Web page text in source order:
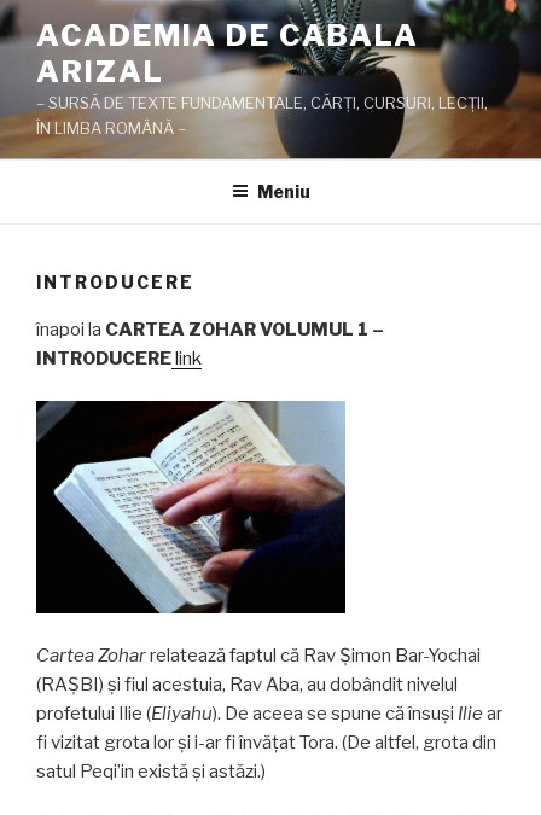
Sari
la
conținut
ACADEMIA DE CABALA
ARIZAL
– SURSĂ DE TEXTE FUNDAMENTALE, CĂRŢI, CURSURI, LECŢII,
ÎN LIMBA ROMÂNĂ –
Meniu
INTRODUCERE
înapoi la CARTEA ZOHAR VOLUMUL 1 –
INTRODUCERElink
CarteaZoharrelatează faptul că Rav Şimon Bar-Yochai
(RAŞBI) şi fiul acestuia, Rav Aba, au dobândit nivelul
profetului Ilie (Eliyahu). De aceea se spune că însuşi Ilie ar
fi vizitat grota lor şi i-ar fi învăţat Tora. (De altfel, grota din
satul Peqi’in există şi astăzi.)